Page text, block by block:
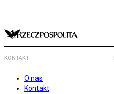
KONTAKT
O nas
Kontakt